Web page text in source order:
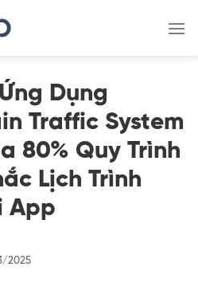
Dụng
Traffic System
80% Quy Trình
Lịch Trình
App
2025